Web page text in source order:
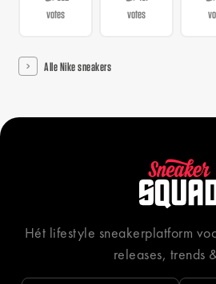
votes
votes
Alle Nike sneakers
Hét lifestyle sneakerplatform
releases, trends